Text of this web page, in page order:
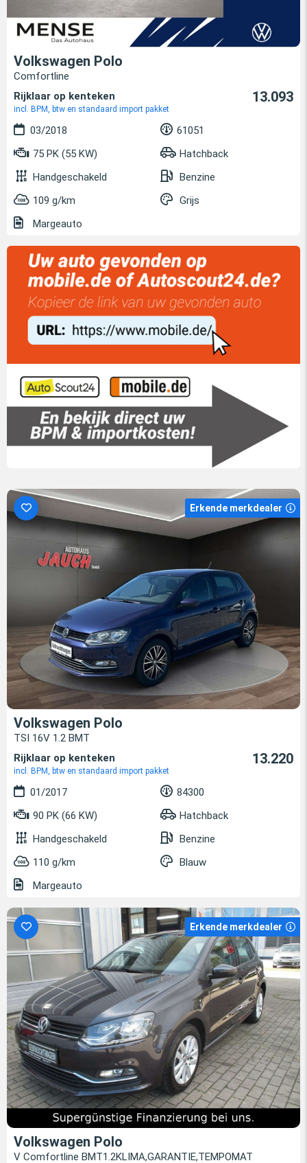
Volkswagen Polo
Comfortline
Rijklaar op kenteken
incl. BPM, btw en standaard import pakket
13.093
03/2018
61051
75 PK (55 KW)
Hatchback
Handgeschakeld
Benzine
109 g/km
Grijs
Margeauto
Erkende merkdealer
Volkswagen Polo
TSI 16V 1.2 BMT
Rijklaar op kenteken
incl. BPM, btw en standaard import pakket
13.220
01/2017
84300
90 PK (66 KW)
Hatchback
Handgeschakeld
Benzine
110 g/km
Blauw
Margeauto
Erkende merkdealer
Volkswagen Polo
V Comfortline BMT1.2KLIMA,GARANTIE,TEMPOMAT